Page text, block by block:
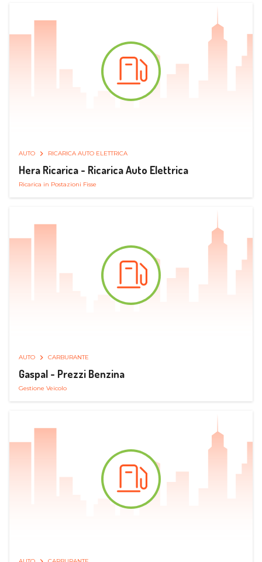
AUTO RICARICA AUTO ELETTRICA
Hera Ricarica - Ricarica Auto Elettrica
Ricarica in Postazioni Fisse
AUTO CARBURANTE
Gaspal - Prezzi Benzina
Gestione Veicolo